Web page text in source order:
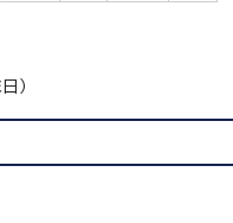
）